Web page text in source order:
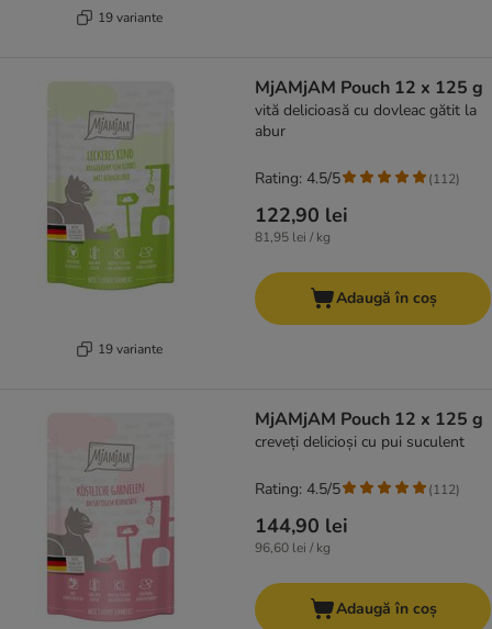
19 variante
19 variante
MjAMjAM Pouch 12 x 125 g
vită delicioasă cu dovleac gătit la
abur
122,90 lei
81,95 lei / kg
Rating: 4.5/5 (112)
Adaugă în coș
MjAMjAM Pouch 12 x 125 g
creveți delicioși cu pui suculent
144,90 lei
96,60 lei / kg
Rating: 4.5/5 (112)
Adaugă în coș